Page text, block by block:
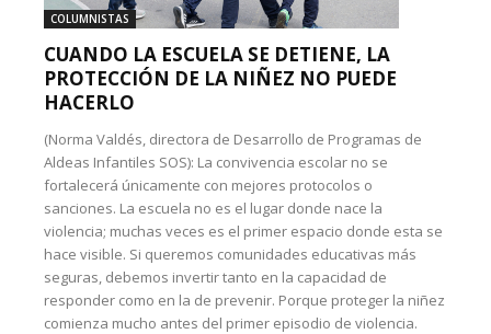
COLUMNISTAS
CUANDO LA ESCUELA SE DETIENE, LA
PROTECCIÓN DE LA NIÑEZ NO PUEDE
HACERLO
(Norma Valdés, directora de Desarrollo de Programas de
Aldeas Infantiles SOS): La convivencia escolar no se
fortalecerá únicamente con mejores protocolos o
sanciones. La escuela no es el lugar donde nace la
violencia; muchas veces es el primer espacio donde esta se
hace visible. Si queremos comunidades educativas más
seguras, debemos invertir tanto en la capacidad de
responder como en la de prevenir. Porque proteger la niñez
comienza mucho antes del primer episodio de violencia.